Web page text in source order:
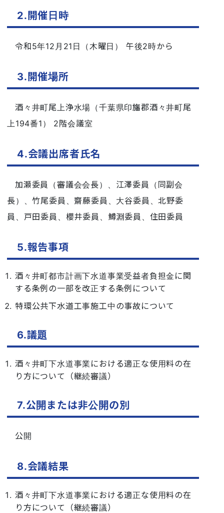
2.開催日時
令和5年12月21日（木曜日） 午後2時から
3.開催場所
酒々井町尾上浄水場（千葉県印旛郡酒々井町尾
上194番1） 2階会議室
4.会議出席者氏名
加瀬委員（審議会会長）、江澤委員（同副会
長）、竹尾委員、齋藤委員、大谷委員、北野委
員、戸田委員、櫻井委員、鱒淵委員、住田委員
5.報告事項
酒々井町都市計画下水道事業受益者負担金に関
する条例の一部を改正する条例について
特環公共下水道工事施工中の事故について
6.議題
酒々井町下水道事業における適正な使用料の在
り方について（継続審議）
7.公開または非公開の別
公開
8.会議結果
酒々井町下水道事業における適正な使用料の在
り方について（継続審議）